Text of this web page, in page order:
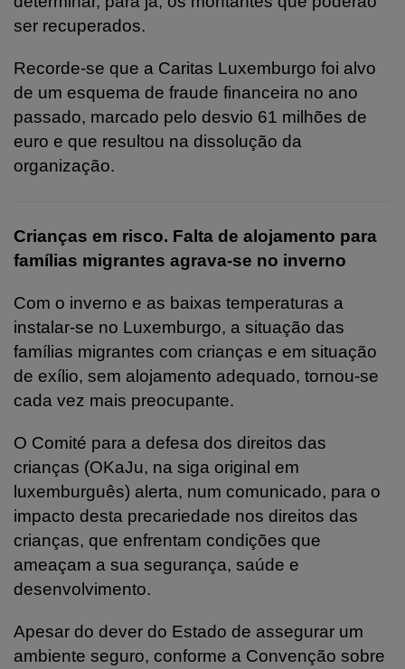
ser recuperados.
Recorde-se que a Caritas Luxemburgo foi alvo
de um esquema de fraude financeira no ano
passado, marcado pelo desvio 61 milhões de
euro e que resultou na dissolução da
organização.
Crianças em risco. Falta de alojamento para
famílias migrantes agrava-se no inverno
Com o inverno e as baixas temperaturas a
instalar-se no Luxemburgo, a situação das
famílias migrantes com crianças e em situação
de exílio, sem alojamento adequado, tornou-se
cada vez mais preocupante.
O Comité para a defesa dos direitos das
crianças (OKaJu, na siga original em
luxemburguês) alerta, num comunicado, para o
impacto desta precariedade nos direitos das
crianças, que enfrentam condições que
ameaçam a sua segurança, saúde e
desenvolvimento.
Apesar do dever do Estado de assegurar um
ambiente seguro, conforme a Convenção sobre